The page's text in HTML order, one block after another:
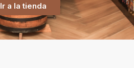
Ir a la tienda